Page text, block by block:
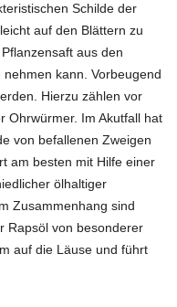
Schilde der
auf den Blättern zu
aus den
kann. Vorbeugend
Hierzu zählen vor
Ohrwürmer. Im Akutfall hat
von befallenen Zweigen
am besten mit Hilfe einer
ölhaltiger
Zusammenhang sind
Rapsöl von besonderer
auf die Läuse und führt